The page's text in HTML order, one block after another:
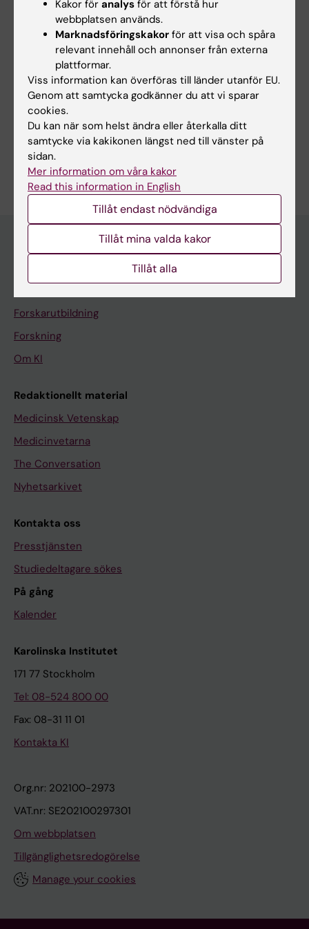
Uppdaterad av:
Emma Karlsson 2020-06-18
Dela
Forskarutbildning
Forskning
Om KI
Redaktionellt material
Medicinsk Vetenskap
Medicinvetarna
The Conversation
Nyhetsarkivet
Kontakta oss
Presstjänsten
Studiedeltagare sökes
På gång
Kalender
Karolinska Institutet
171 77 Stockholm
Tel: 08-524 800 00
Fax: 08-31 11 01
Kontakta KI
Org.nr: 202100-2973
VAT.nr: SE202100297301
Om webbplatsen
Tillgänglighetsredogörelse
Manage your cookies
Kakor för analys för att förstå hur
webbplatsen används.
Marknadsföringskakor för att visa och spåra
relevant innehåll och annonser från externa
plattformar.
Viss information kan överföras till länder utanför EU.
Genom att samtycka godkänner du att vi sparar
cookies.
Du kan när som helst ändra eller återkalla ditt
samtycke via kakikonen längst ned till vänster på
sidan.
Mer information om våra kakor
Read this information in English
Tillåt endast nödvändiga
Tillåt mina valda kakor
Tillåt alla